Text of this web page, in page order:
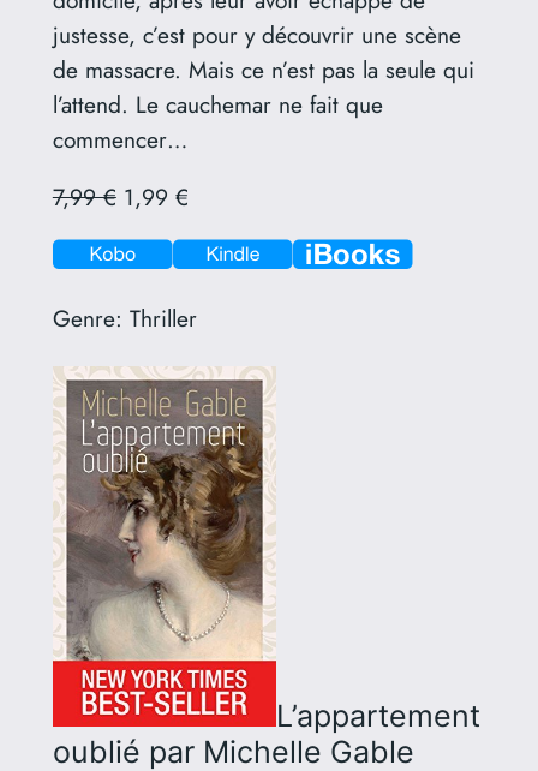
justesse, c’est pour y découvrir une scène
de massacre. Mais ce n’est pas la seule qui
l’attend. Le cauchemar ne fait que
commencer…
7,99 €1,99 €
Genre: Thriller
L’appartement
oublié par Michelle Gable